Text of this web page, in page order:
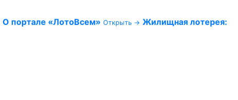
О портале «ЛотоВсем» Открыть → Жилищная лотерея: